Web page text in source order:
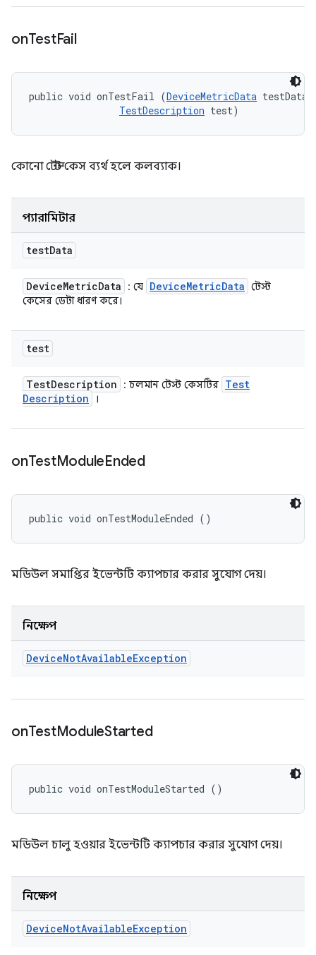
onTestFail
public void onTestFail (DeviceMetricData
TestDescription test)
কোনো টেস্ট কেস ব্যর্থ হলে কলব্যাক।
প্যারামিটার
testData
DeviceMetricData : যে DeviceMetricData টেস্ট
কেসের ডেটা ধারণ করে।
test
TestDescription : চলমান টেস্ট কেসটির Test
Description
।
onTestModuleEnded
public void onTestModuleEnded ()
মডিউল সমাপ্তির ইভেন্টটি ক্যাপচার করার সুযোগ দেয়।
নিক্ষেপ
DeviceNotAvailableException
onTestModuleStarted
public void onTestModuleStarted ()
মডিউল চালু হওয়ার ইভেন্টটি ক্যাপচার করার সুযোগ দেয়।
নিক্ষেপ
DeviceNotAvailableException